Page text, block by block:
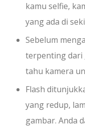
kamu selfie,
yang ada di
Sebelum
terpenting dari
tahu kamera
Flash
yang redup,
gambar. Anda